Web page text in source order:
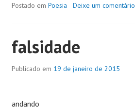
Postado em Poesia Deixe um comentário
falsidade
Publicado em 19 de janeiro de 2015
andando